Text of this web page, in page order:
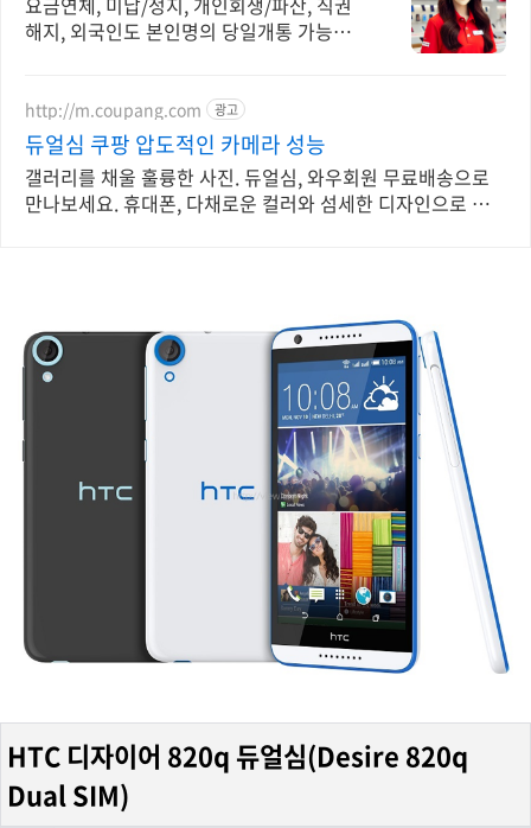
해지, 외국인도 본인명의 당일개통 가능
http://m.coupang.com 광고
듀얼심 쿠팡 압도적인 카메라 성능
갤러리를 채울 훌륭한 사진. 듀얼심, 와우회원 무료배송으로
만나보세요. 휴대폰, 다채로운 컬러와 섬세한 디자인으로 당
HTC 디자이어 820q 듀얼심(Desire 820q
Dual SIM)